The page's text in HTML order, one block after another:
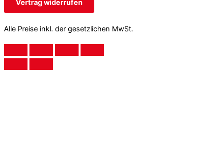
Vertrag widerrufen
Alle Preise inkl. der gesetzlichen MwSt.